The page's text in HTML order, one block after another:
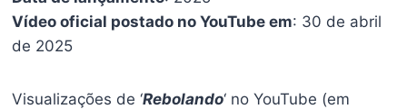
Vídeo oficial postado no YouTube em: 30 de abril
de 2025
Visualizações de ‘Rebolando‘ no YouTube (em